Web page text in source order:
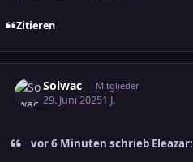
Zitieren
Solwac Mitglieder
29. Juni 20251 J.
vor 6 Minuten schrieb Eleazar: